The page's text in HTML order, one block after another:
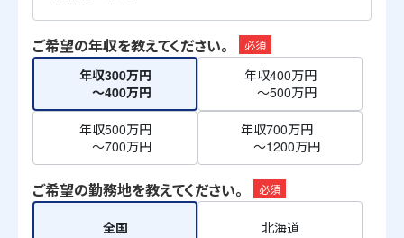
ご希望の年収を教えてください。 必須
年収300万円
～400万円
年収400万円
～500万円
年収500万円
～700万円
年収700万円
～1200万円
ご希望の勤務地を教えてください。 必須
全国 北海道